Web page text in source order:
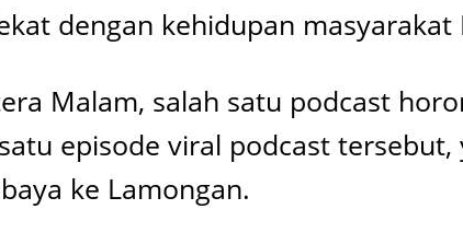
dengan kehidupan masyarakat
Malam, salah satu podcast
episode viral podcast
ke Lamongan.